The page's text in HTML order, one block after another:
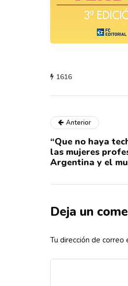
1616
Anterior
“Que no haya
las mujeres
Argentina y el
Deja un
Tu dirección de correo